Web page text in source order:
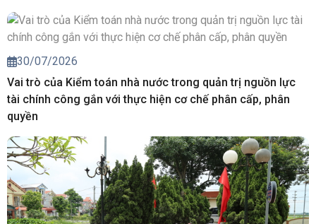
30/07/2026
Vai trò của Kiểm toán nhà nước trong quản trị nguồn lực
tài chính công gắn với thực hiện cơ chế phân cấp, phân
quyền